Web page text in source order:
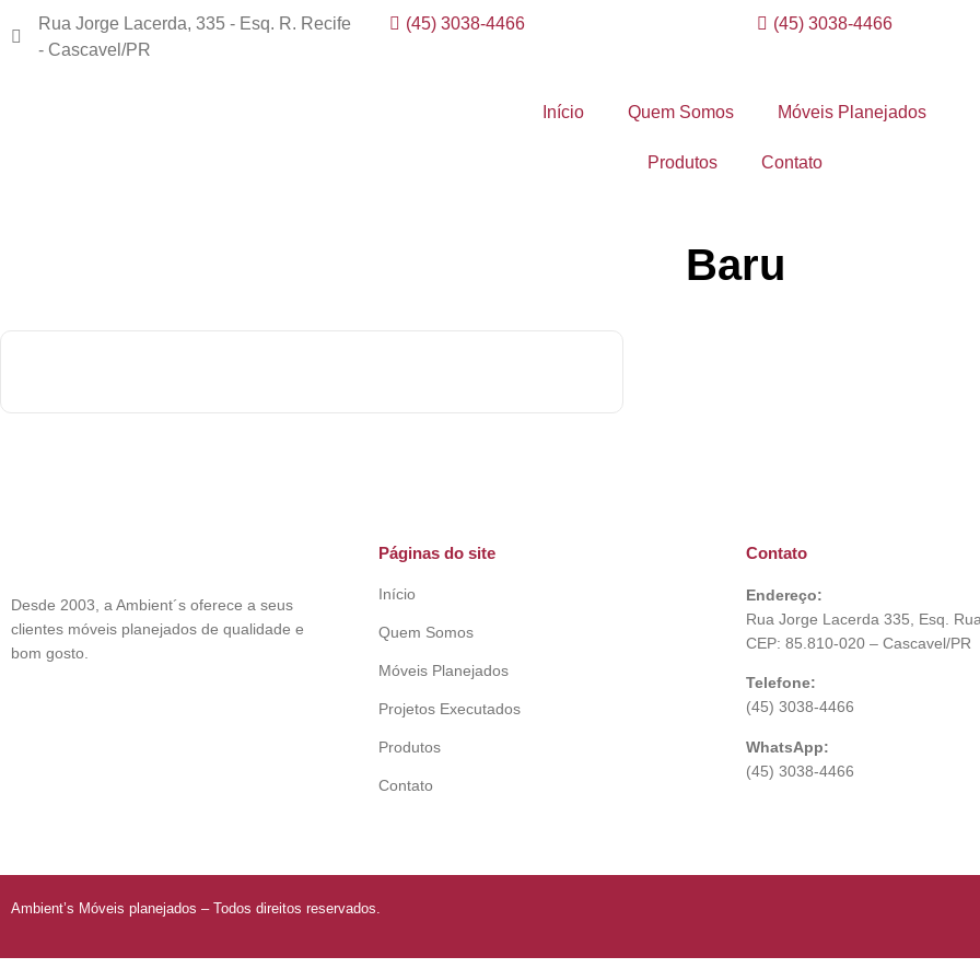
Rua Jorge Lacerda, 335 - Esq. R. Recife
- Cascavel/PR
(45) 3038-4466 (45) 3038-4466
Início Quem Somos Móveis Planejados
Produtos Contato
Baru
Desde 2003, a Ambient´s oferece a seus
clientes móveis planejados de qualidade e
bom gosto.
Páginas do site
Início
Quem Somos
Móveis Planejados
Projetos Executados
Produtos
Contato
Contato
Endereço:
Rua Jorge Lacerda 335, Esq.
CEP: 85.810-020 – Cascavel/PR
Telefone:
(45) 3038-4466
WhatsApp:
(45) 3038-4466
Ambient’s Móveis planejados – Todos direitos reservados.